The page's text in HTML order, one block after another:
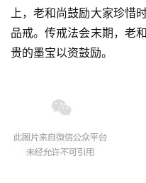
上，老和尚鼓励大家珍惜
品戒。传戒法会末期，老
贵的墨宝以资鼓励。